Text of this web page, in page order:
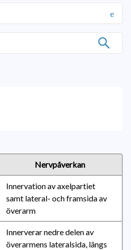
Nervpåverkan
Innervation av axelpartiet
samt lateral- och framsida av
överarm
Innerverar nedre delen av
överarmens lateralsida, längs